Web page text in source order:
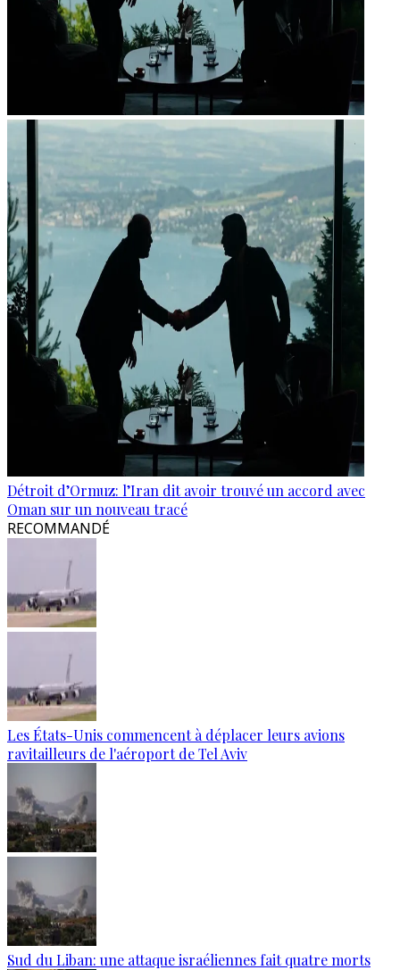
Détroit d’Ormuz: l’Iran dit avoir trouvé un accord avec
Oman sur un nouveau tracé
RECOMMANDÉ
Les États-Unis commencent à déplacer leurs avions
ravitailleurs de l'aéroport de Tel Aviv
Sud du Liban: une attaque israéliennes fait quatre morts